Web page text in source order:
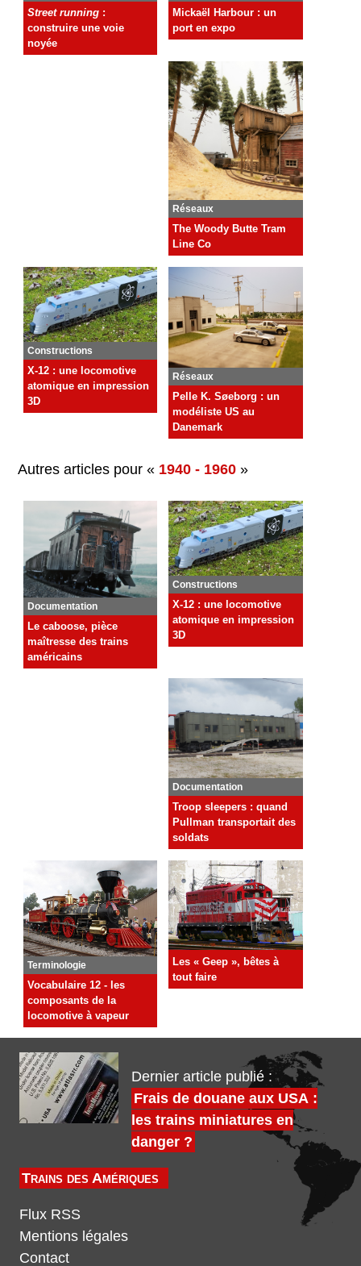
Street running :
construire une voie
noyée
Mickaël Harbour : un
port en expo
Réseaux
The Woody Butte Tram
Line Co
Constructions
X-12 : une locomotive
atomique en impression
3D
Réseaux
Pelle K. Søeborg : un
modéliste US au
Danemark
Autres articles pour « 1940 - 1960 »
Documentation
Le caboose, pièce
maîtresse des trains
américains
Constructions
X-12 : une locomotive
atomique en impression
3D
Documentation
Troop sleepers : quand
Pullman transportait des
soldats
Terminologie
Vocabulaire 12 - les
composants de la
locomotive à vapeur
Les « Geep », bêtes à
tout faire
Dernier article publié :
Frais de douane aux USA :
les trains miniatures en
danger ?
Trains des Amériques
Flux RSS
Mentions légales
Contact